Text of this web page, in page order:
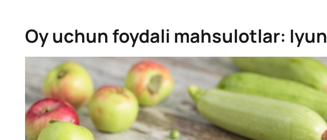
Oy uchun foydali mahsulotlar: Iyun